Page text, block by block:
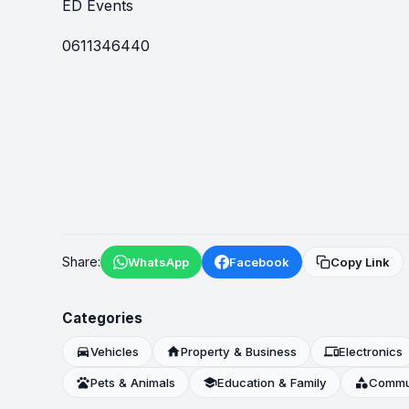
ED Events
0611346440
Share: WhatsApp Facebook Copy Link
Categories
directions_carVehicles homeProperty & Business devicesElectronics
petsPets & Animals schoolEducation & Family category